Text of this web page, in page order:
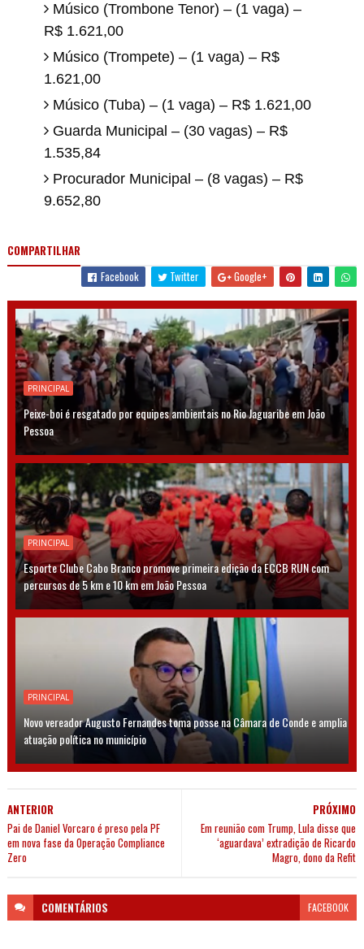
Músico (Trombone Tenor) – (1 vaga) –
R$ 1.621,00
Músico (Trompete) – (1 vaga) – R$
1.621,00
Músico (Tuba) – (1 vaga) – R$ 1.621,00
Guarda Municipal – (30 vagas) – R$
1.535,84
Procurador Municipal – (8 vagas) – R$
9.652,80
COMPARTILHAR
Facebook
Twitter Google+
PRINCIPAL
Peixe-boi é resgatado por equipes ambientais no Rio Jaguaribe em João
Pessoa
PRINCIPAL
Esporte Clube Cabo Branco promove primeira edição da ECCB RUN com
percursos de 5 km e 10 km em João Pessoa
PRINCIPAL
Novo vereador Augusto Fernandes toma posse na Câmara de Conde e amplia
atuação política no município
PRÓXIMO
Em reunião com Trump, Lula disse que
‘aguardava’ extradição de Ricardo
Magro, dono da Refit
ANTERIOR
Pai de Daniel Vorcaro é preso pela PF
em nova fase da Operação Compliance
Zero
COMENTÁRIOS FACEBOOK